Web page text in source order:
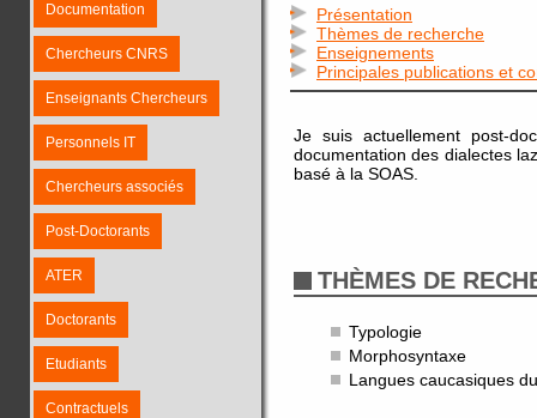
Documentation
Chercheurs CNRS
Enseignants Chercheurs
Personnels IT
Chercheurs associés
Post-Doctorants
ATER
Doctorants
Etudiants
Contractuels
Présentation
Thèmes de recherche
Enseignements
Principales publications et
Je suis actuellement post-
documentation des dialectes
basé à la SOAS.
THÈMES DE
Typologie
Morphosyntaxe
Langues caucasiques